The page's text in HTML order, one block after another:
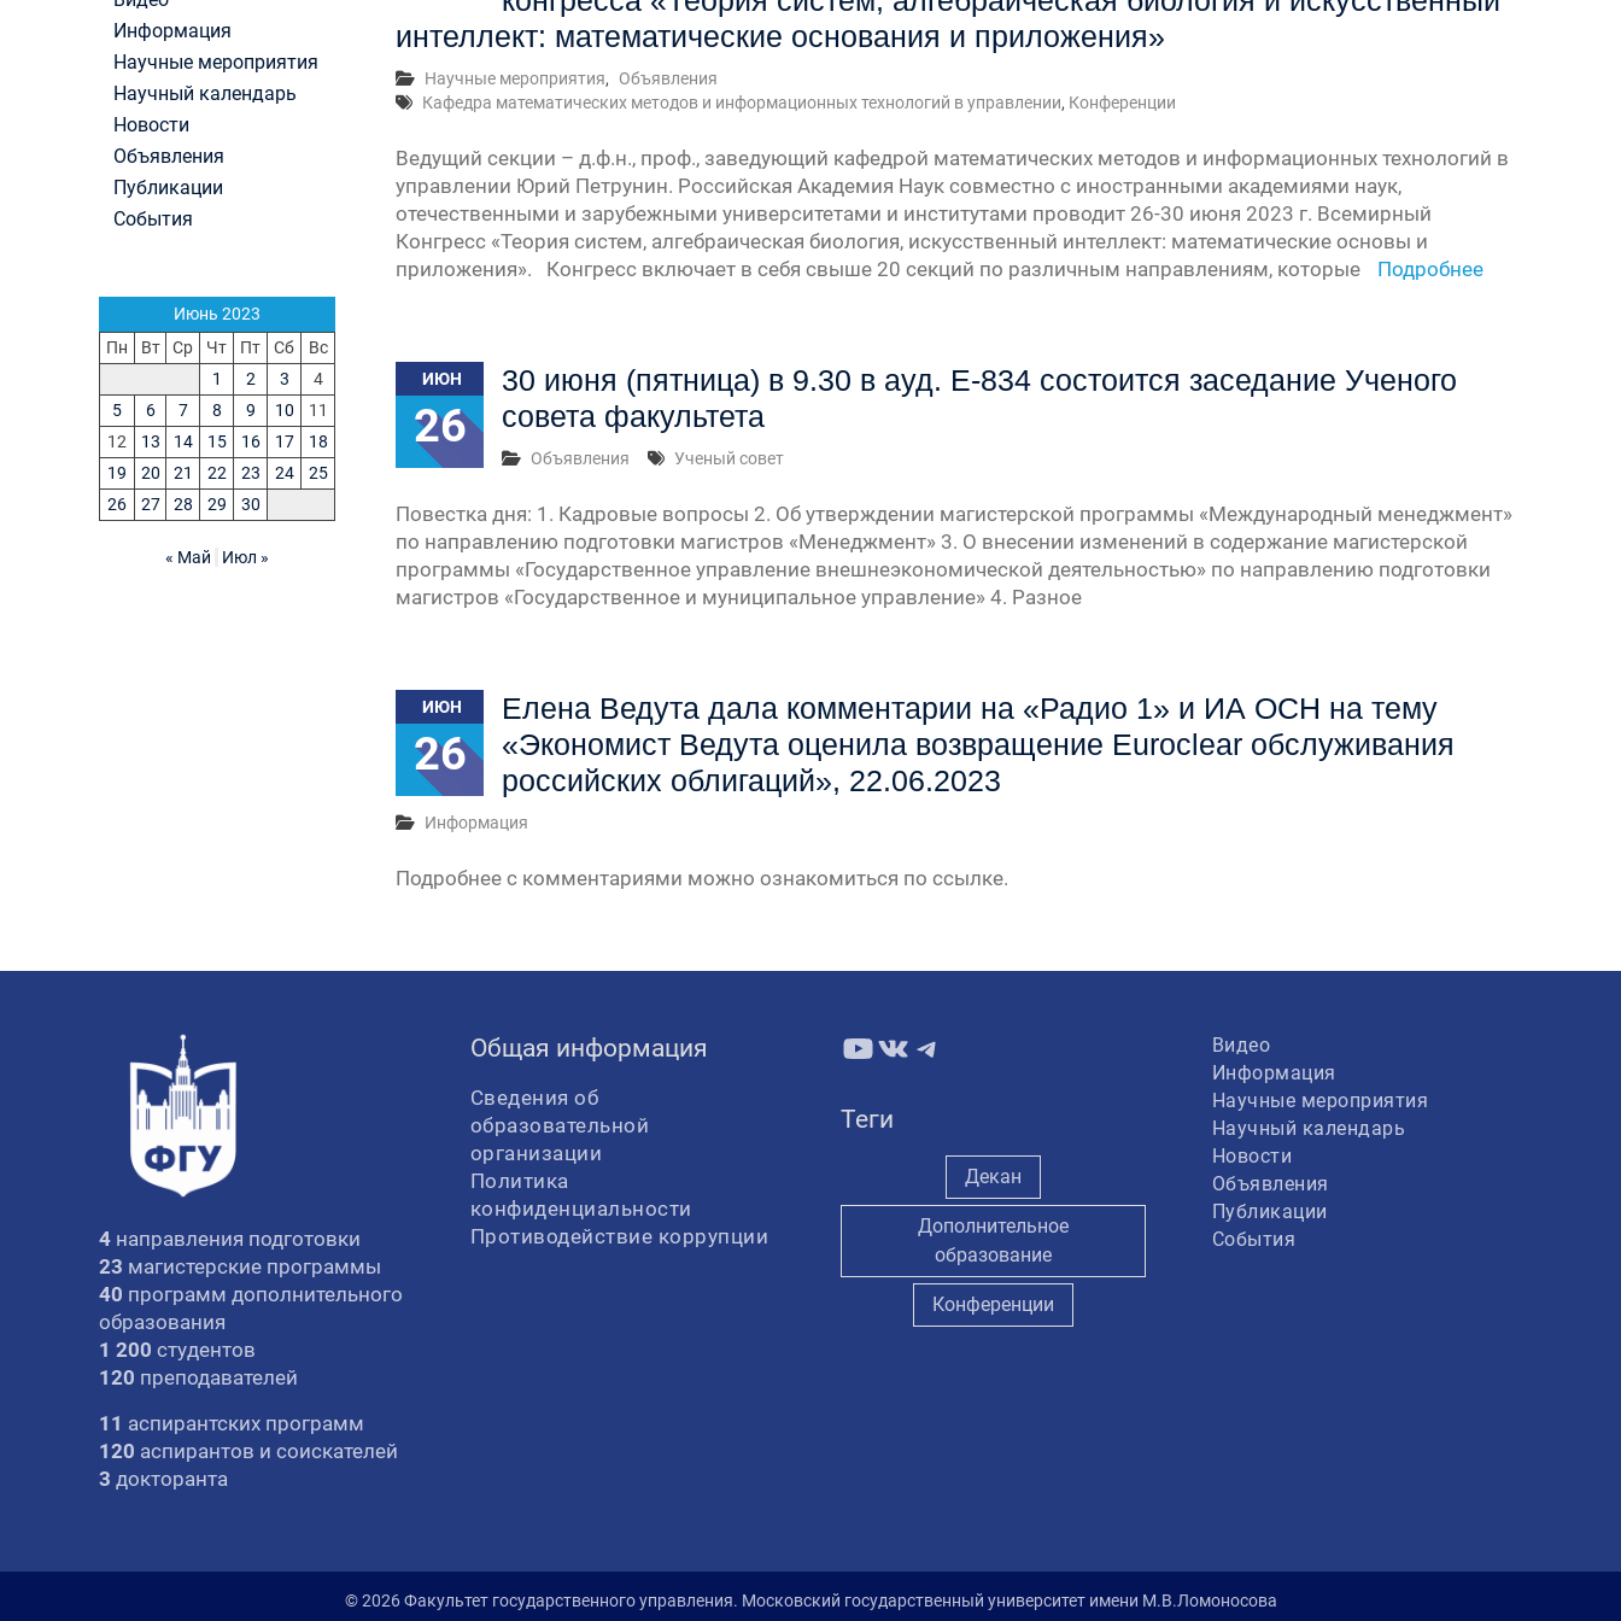
Первый канал, 28.07.2026. Часть 1-3
Вячеслав Никонов в программе «Большая игра» —
Первый канал, 27.07.2026. Часть 1-2
Конкурсные списки лиц, прошедших
вступительные испытания в МГУ имени
(ранжированные списки поступающих)
Вячеслав Никонов в программе «Большая игра» —
Первый канал, 24.07.2026. Часть 1-2
Вячеслав Никонов в программе «Большая игра» —
Первый канал, 06.08.2026. Часть 1-3
интеллект: математические основания и приложения»
Научные мероприятия,
Объявления
Кафедра математических методов и информационных технологий в управлении, Конференции
Ведущий секции – д.ф.н., проф., заведующий кафедрой математических методов и информационных технологий в
управлении Юрий Петрунин. Российская Академия Наук совместно с иностранными академиями наук,
отечественными и зарубежными университетами и институтами проводит 26-30 июня 2023 г. Всемирный
Конгресс «Теория систем, алгебраическая биология, искусственный интеллект: математические основы и
приложения». Конгресс включает в себя свыше 20 секций по различным направлениям, которые
Подробнее
ИЮН
26
30 июня (пятница) в 9.30 в ауд. Е-834 состоится заседание Ученого
совета факультета
Объявления Ученый совет
Повестка дня: 1. Кадровые вопросы 2. Об утверждении магистерской программы «Международный менеджмент»
по направлению подготовки магистров «Менеджмент» 3. О внесении изменений в содержание магистерской
программы «Государственное управление внешнеэкономической деятельностью» по направлению подготовки
магистров «Государственное и муниципальное управление» 4. Разное
ИЮН
26
Елена Ведута дала комментарии на «Радио 1» и ИА ОСН на тему
«Экономист Ведута оценила возвращение Euroclear обслуживания
российских облигаций», 22.06.2023
Информация
Подробнее с комментариями можно ознакомиться по ссылке.
Информация
Научные мероприятия
Научный календарь
Новости
Объявления
Публикации
События
Июнь 2023
Пн
Вт Ср Чт Пт Сб
Вс
1
2 3
4
5
6 7 8 9 10
11
12
13 14 15 16 17
18
19
20 21 22 23 24
25
26
27 28 29 30
« Май Июл »
4 направления подготовки
23 магистерские программы
40 программ дополнительного
образования
1 200 студентов
120 преподавателей
11 аспирантских программ
120 аспирантов и соискателей
3 докторанта
Общая информация
Сведения об
образовательной
организации
Политика
конфиденциальности
Противодействие коррупции
YouTube
ВКонтакте
Telegram
Теги
Декан
Дополнительное
образование
Конференции
Видео
Информация
Научные мероприятия
Научный календарь
Новости
Объявления
Публикации
События
© 2026 Факультет государственного управления. Московский государственный университет имени М.В.Ломоносова